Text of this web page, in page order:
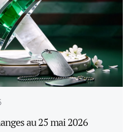
au 25 mai 2026